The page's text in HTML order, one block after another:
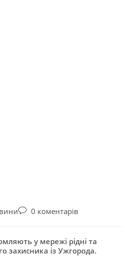
0 коментарів
у мережі рідні та
захисника із Ужгорода.